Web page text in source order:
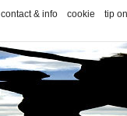
contact & info cookie tip